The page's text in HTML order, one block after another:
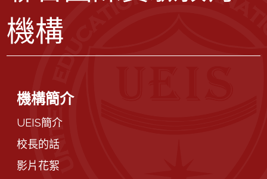
機構
機構簡介
UEIS簡介
校長的話
影片花絮